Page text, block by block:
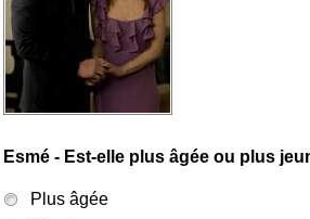
Esmé - Est-elle plus âgée ou plus
Plus âgée